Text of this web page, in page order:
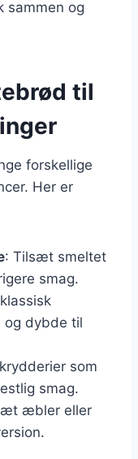
sammen og
til
forskellige
Her er
: Tilsæt smeltet
smag.
og dybde til
som
smag.
æbler eller